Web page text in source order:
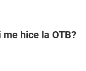
hice la OTB?